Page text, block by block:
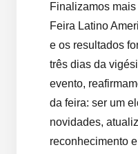
Finalizamos
Feira Latino
e os resultados
três dias da
evento,
da feira: ser um
novidades,
reconhecimento